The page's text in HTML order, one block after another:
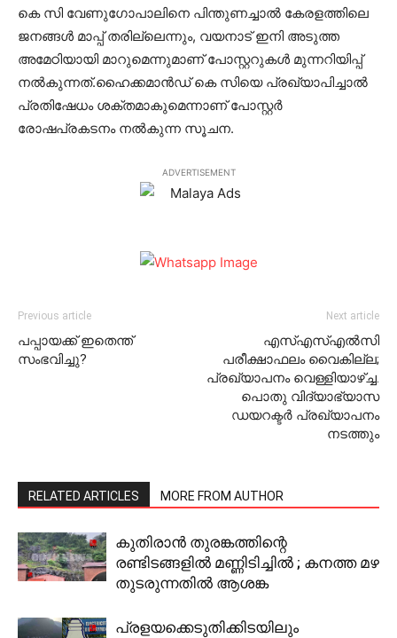
കെ സി വേണുഗോപാലിനെ പിന്തുണച്ചാൽ കേരളത്തിലെ
ജനങ്ങൾ മാപ്പ് തരില്ലെന്നും, വയനാട് ഇനി അടുത്ത
അമേഠിയായി മാറുമെന്നുമാണ് പോസ്റ്ററുകൾ മുന്നറിയിപ്പ്
നൽകുന്നത്.ഹൈക്കമാൻഡ് കെ സിയെ പ്രഖ്യാപിച്ചാൽ
പ്രതിഷേധം ശക്തമാകുമെന്നാണ് പോസ്റ്റർ
രോഷപ്രകടനം നൽകുന്ന സൂചന.
ADVERTISEMENT
Previous article
പപ്പായക്ക് ഇതെന്ത്
സംഭവിച്ചു?
Next article
എസ്എസ്എല്‍സി
പരീക്ഷാഫലം വൈകില്ല;
പ്രഖ്യാപനം വെള്ളിയാഴ്ച്ച.
പൊതു വിദ്യാഭ്യാസ
ഡയറക്ടര്‍ പ്രഖ്യാപനം
നടത്തും
RELATED ARTICLES MORE FROM AUTHOR
കുതിരാൻ തുരങ്കത്തിന്റെ
രണ്ടിടങ്ങളില്‍ മണ്ണിടിച്ചിൽ ; കനത്ത മഴ
തുടരുന്നതിൽ ആശങ്ക
പ്രളയക്കെടുതിക്കിടയിലും